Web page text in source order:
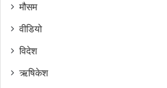
मौसम
वीडियो
विदेश
ऋषिकेश